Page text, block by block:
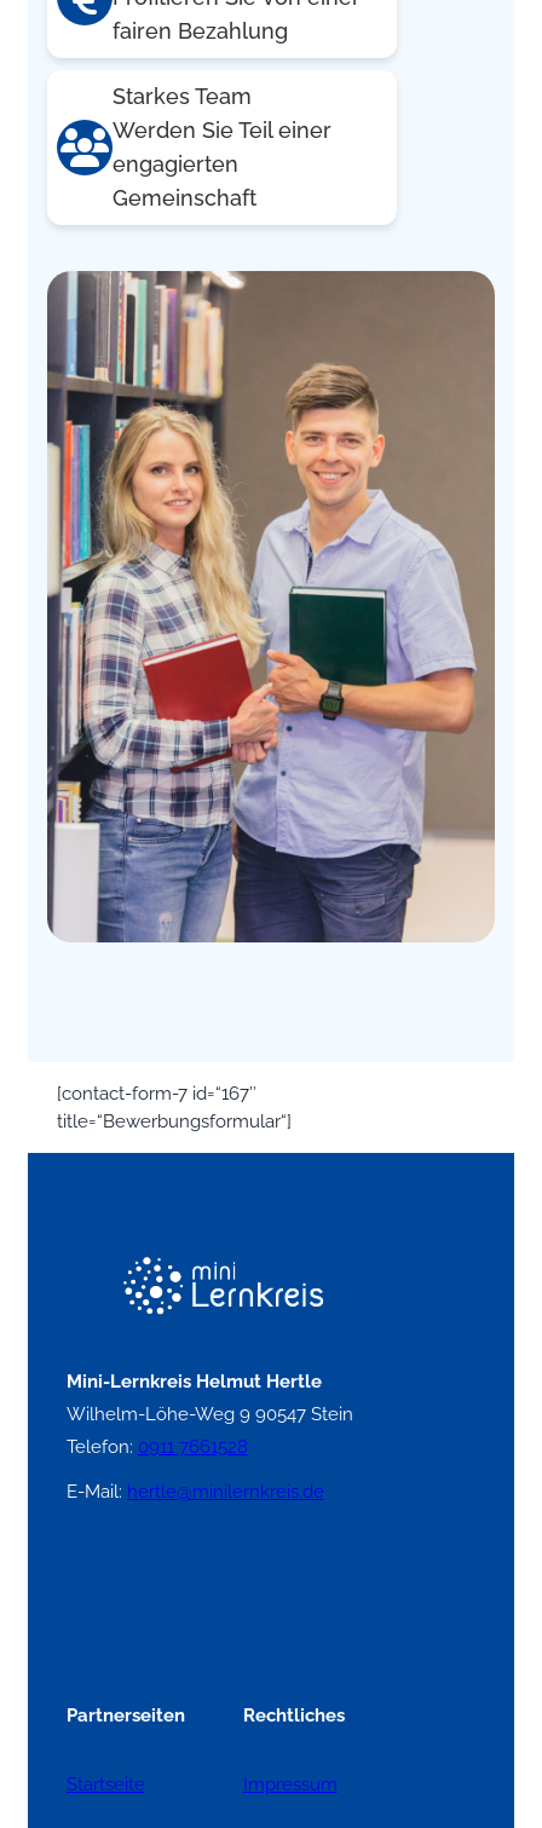
fairen Bezahlung
Starkes Team
Werden Sie Teil einer
engagierten
Gemeinschaft
[contact-form-7 id=“167″
title=“Bewerbungsformular“]
Mini-Lernkreis Helmut Hertle
Wilhelm-Löhe-Weg 9 90547 Stein
Telefon: 0911 7661528
E-Mail: hertle@minilernkreis.de
Partnerseiten
Startseite
Rechtliches
Impressum